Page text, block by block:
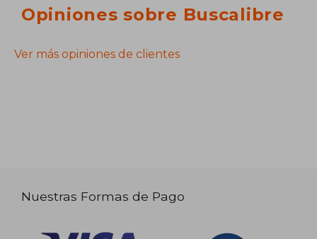
Opiniones sobre Buscalibre
Ver más opiniones de clientes
Nuestras Formas de Pago